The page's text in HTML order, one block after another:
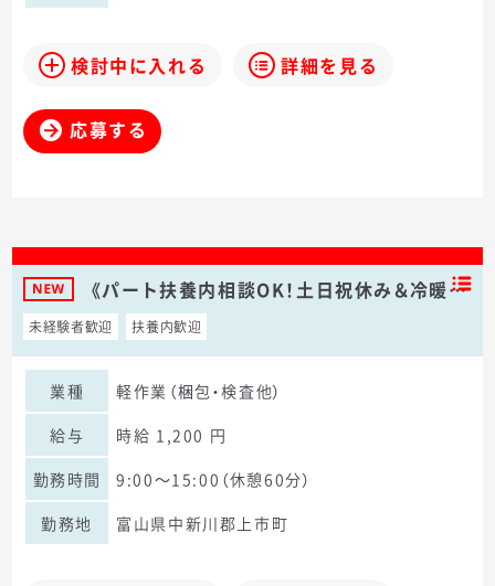
検討中に入れる 詳細を見る
応募する
《パート扶養内相談OK！土日祝休み＆冷暖…
未経験者歓迎 扶養内歓迎
業種
軽作業（梱包・検査他）
給与
時給 1,200 円
勤務時間
9:00～15:00（休憩60分）
勤務地
富山県中新川郡上市町